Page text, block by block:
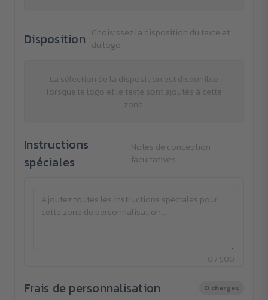
Disposition Choisissez la disposition du texte et
du logo
La sélection de la disposition est disponible
lorsque le logo et le texte sont ajoutés à cette
zone.
Instructions
spéciales
Notes de conception
facultatives
0 / 500
Frais de personnalisation 0 charges